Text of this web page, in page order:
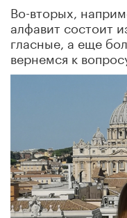
Во-вторых,
алфавит состоит
гласные, а еще
вернемся к